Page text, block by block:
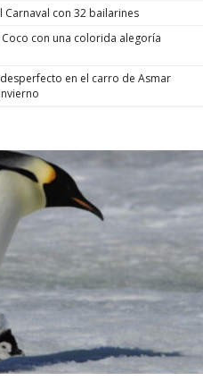
con 32 bailarines
con una colorida alegoría
en el carro de Asmar